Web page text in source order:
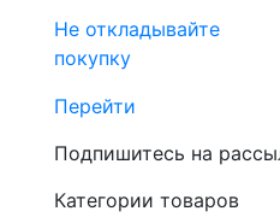
Не откладывайте
покупку
Перейти
Подпишитесь на
Категории товаров